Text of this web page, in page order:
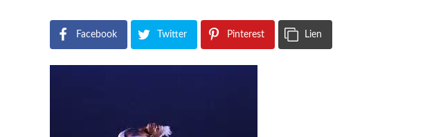
Facebook Twitter Pinterest Lien